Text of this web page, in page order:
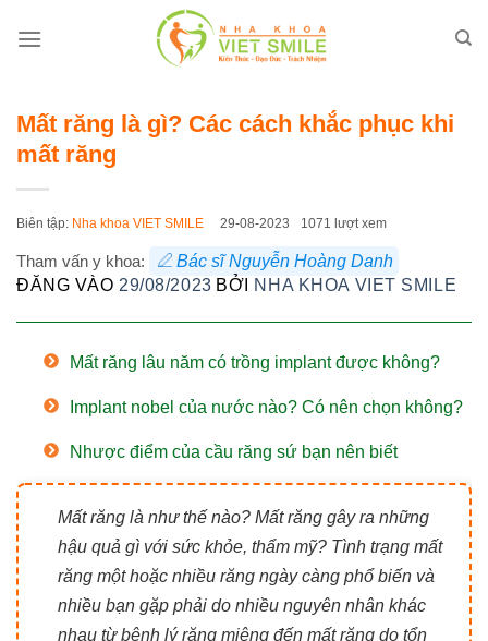
qua
Mất răng là gì? Các cách khắc phục khi
mất răng
Biên tập: Nha khoa VIET SMILE 29-08-2023 1071 lượt xem
Tham vấn y khoa:
Bác sĩ Nguyễn Hoàng Danh
ĐĂNG VÀO 29/08/2023 BỞI NHA KHOA VIET SMILE
Mất răng lâu năm có trồng implant được không?
Implant nobel của nước nào? Có nên chọn không?
Nhược điểm của cầu răng sứ bạn nên biết
Mất răng là như thế nào? Mất răng gây ra những
hậu quả gì với sức khỏe, thẩm mỹ? Tình trạng mất
răng một hoặc nhiều răng ngày càng phổ biến và
nhiều bạn gặp phải do nhiều nguyên nhân khác
nhau từ bệnh lý răng miệng đến mất răng do tổn